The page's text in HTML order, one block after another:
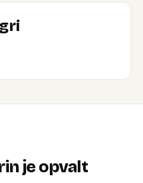
je opvalt